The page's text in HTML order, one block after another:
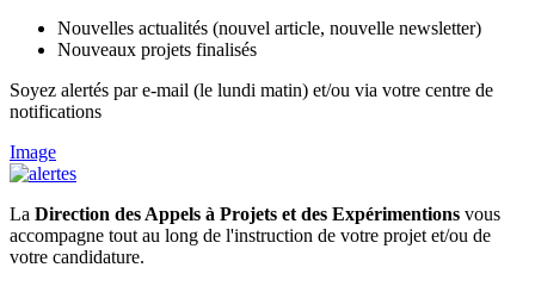
Nouvelles actualités (nouvel article, nouvelle newsletter)​​
Nouveaux projets finalisés​
Soyez alertés par e-mail (le lundi matin) et/ou via votre centre de
notifications
Image
La Direction des Appels à Projets et des Expérimentions vous
accompagne tout au long de l'instruction de votre projet et/ou de
votre candidature.